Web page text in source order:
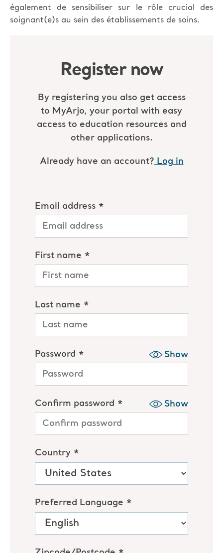
également de sensibiliser sur le rôle crucial des
soignant(e)s au sein des établissements de soins.